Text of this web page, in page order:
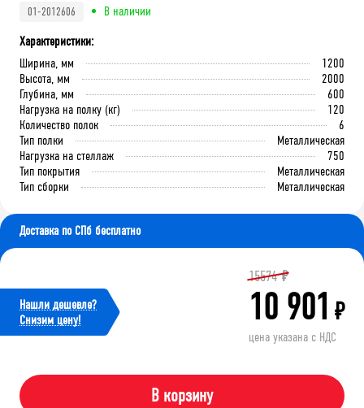
01-2012606
В наличии
Характеристики:
Ширина, мм
1200
Высота, мм
2000
Глубина, мм
600
Нагрузка на полку (кг)
120
Количество полок
6
Тип полки
Металлическая
Нагрузка на стеллаж
750
Тип покрытия
Металлическая
Тип сборки
Металлическая
Доставка по СПб бесплатно
Нашли дешевле?
Cнизим цену!
15574 ₽
10 901 ₽
цена указана с НДС
В корзину